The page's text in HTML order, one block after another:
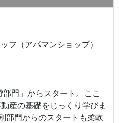
フ（アパマンショップ）
門」からスタート。ここ
産の基礎をじっくり学びま
部門からのスタートも柔軟